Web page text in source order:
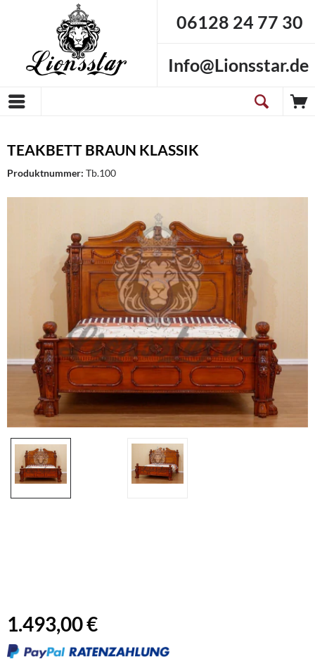
06128 24 77 30
Info@Lionsstar.de
TEAKBETT BRAUN KLASSIK
Produktnummer: Tb.100
1.493,00 €